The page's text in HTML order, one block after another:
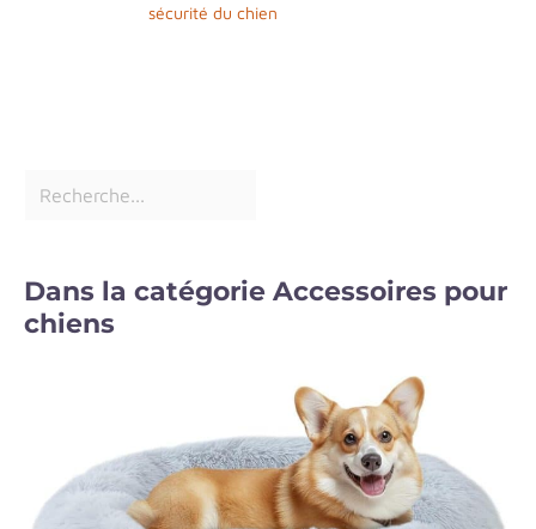
sécurité du chien
Dans la catégorie Accessoires pour
chiens